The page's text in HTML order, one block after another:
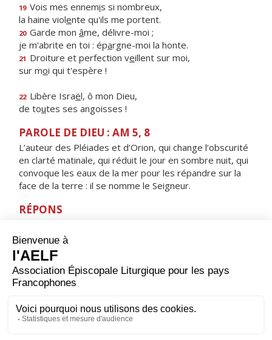
19 Vois mes ennemis si nombreux,
la haine violente qu'ils me portent.
20 Garde mon âme, délivre-moi ;
je m'abrite en toi : épargne-moi la honte.
21 Droiture et perfection veillent sur moi,
sur moi qui t'espère !
22 Libère Israël, ô mon Dieu,
de toutes ses angoisses !
PAROLE DE DIEU : AM 5, 8
L’auteur des Pléiades et d’Orion, qui change l’obscurité
en clarté matinale, qui réduit le jour en sombre nuit, qui
convoque les eaux de la mer pour les répandre sur la
face de la terre : il se nomme le Seigneur.
RÉPONS
dans son sanctuaire, puissance et beauté.
ORAISON
Dieu éternel et tout-puissant, en qui rien n’est sombre
ni obscur, communique ta lumière à nos cœurs : en
ta route d’un cœur léger. Par Jésus, le Christ, notre